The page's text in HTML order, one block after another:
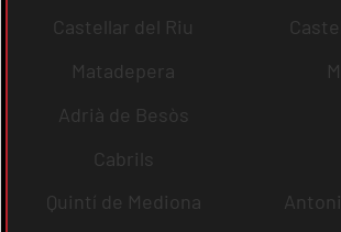
Castellar del Riu
Matadepera
Adrià de Besòs
Cabrils
Quintí de Mediona